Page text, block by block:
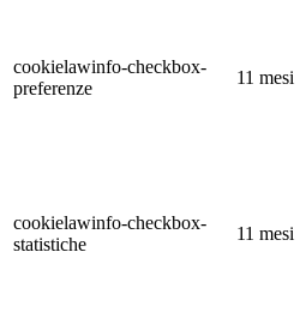
cookielawinfo-checkbox-
preferenze
11 mesi
cookielawinfo-checkbox-
statistiche
11 mesi